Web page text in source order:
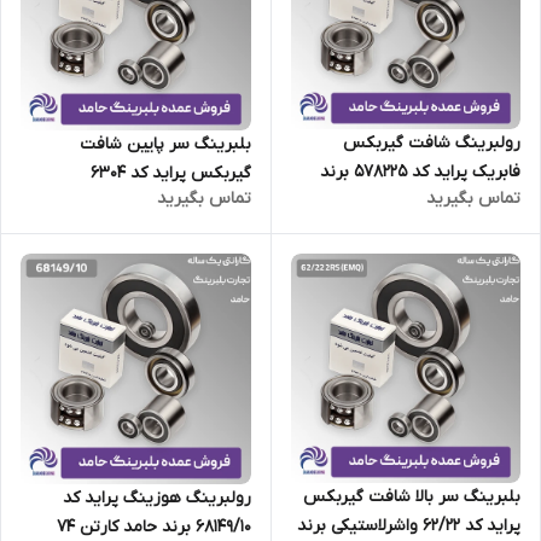
رولبرینگ شافت گیربکس
فابریک پراید کد 578225 برند
حامد کارتن 128 عددی
تماس بگیرید
بلبرینگ سر پایین شافت
گیربکس پراید کد 6304
عددی
تماس بگیرید
بلبرینگ سر بالا شافت گیربکس
پراید کد 62/22 واشرلاستیکی برند
رولبرینگ هوزینگ پراید کد
68149/10 برند حامد کارتن 74